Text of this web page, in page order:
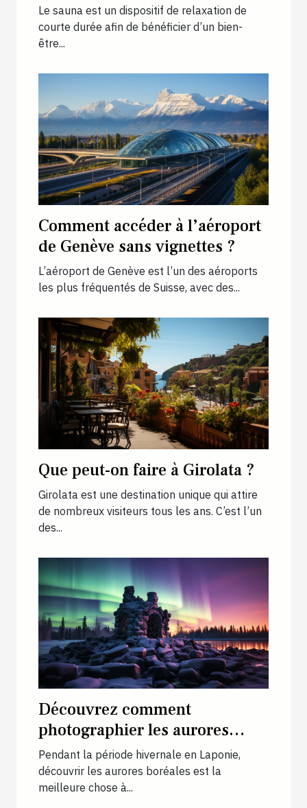
sauna ?
Le sauna est un dispositif de relaxation de
courte durée afin de bénéficier d’un bien-
être...
Comment accéder à l’aéroport
de Genève sans vignettes ?
L’aéroport de Genève est l’un des aéroports
les plus fréquentés de Suisse, avec des...
Que peut-on faire à Girolata ?
Girolata est une destination unique qui attire
de nombreux visiteurs tous les ans. C’est l’un
des...
Découvrez comment
photographier les aurores
boréales en Laponie
Pendant la période hivernale en Laponie,
découvrir les aurores boréales est la
meilleure chose à...